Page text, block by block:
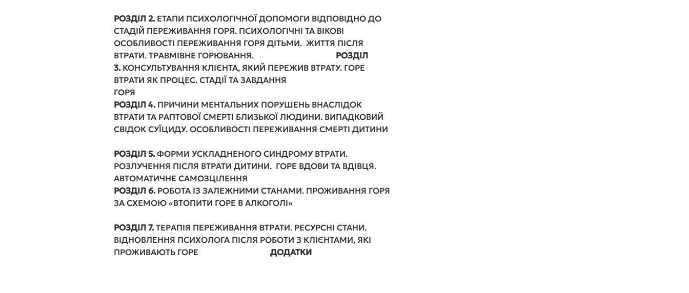
РОЗДІЛ 2. ЕТАПИ ПСИХОЛОГІЧНОЇ ДОПОМОГИ ВІДПОВІДНО ДО
СТАДІЙ ПЕРЕЖИВАННЯ ГОРЯ. ПСИХОЛОГІЧНІ ТА ВІКОВІ
ОСОБЛИВОСТІ ПЕРЕЖИВАННЯ ГОРЯ ДІТЬМИ. ЖИТТЯ ПІСЛЯ
ВТРАТИ. ТРАВМІВНЕ ГОРЮВАННЯ. РОЗДІЛ
3. КОНСУЛЬТУВАННЯ КЛІЄНТА, ЯКИЙ ПЕРЕЖИВ ВТРАТУ. ГОРЕ
ВТРАТИ ЯК ПРОЦЕС. СТАДІЇ ТА ЗАВДАННЯ
ГОРЯ
РОЗДІЛ 4. ПРИЧИНИ МЕНТАЛЬНИХ ПОРУШЕНЬ ВНАСЛІДОК
ВТРАТИ ТА РАПТОВОЇ СМЕРТІ БЛИЗЬКОЇ ЛЮДИНИ. ВИПАДКОВИЙ
СВІДОК СУЇЦИДУ. ОСОБЛИВОСТІ ПЕРЕЖИВАННЯ СМЕРТІ ДИТИНИ
РОЗДІЛ 5.ФОРМИ УСКЛАДНЕНОГО СИНДРОМУ ВТРАТИ.
РОЗЛУЧЕННЯ ПІСЛЯ ВТРАТИ ДИТИНИ. ГОРЕ ВДОВИ ТА ВДІВЦЯ.
АВТОМАТИЧНЕ САМОЗЦІЛЕННЯ
РОЗДІЛ 6. РОБОТА ІЗ ЗАЛЕЖНИМИ СТАНАМИ. ПРОЖИВАННЯ ГОРЯ
ЗА СХЕМОЮ «ВТОПИТИ ГОРЕ В АЛКОГОЛІ»
РОЗДІЛ 7.ТЕРАПІЯ ПЕРЕЖИВАННЯ ВТРАТИ. РЕСУРСНІ СТАНИ.
ВІДНОВЛЕННЯ ПСИХОЛОГА ПІСЛЯ РОБОТИ З КЛІЄНТАМИ, ЯКІ
ПРОЖИВАЮТЬ ГОРЕ
ДОДАТКИ